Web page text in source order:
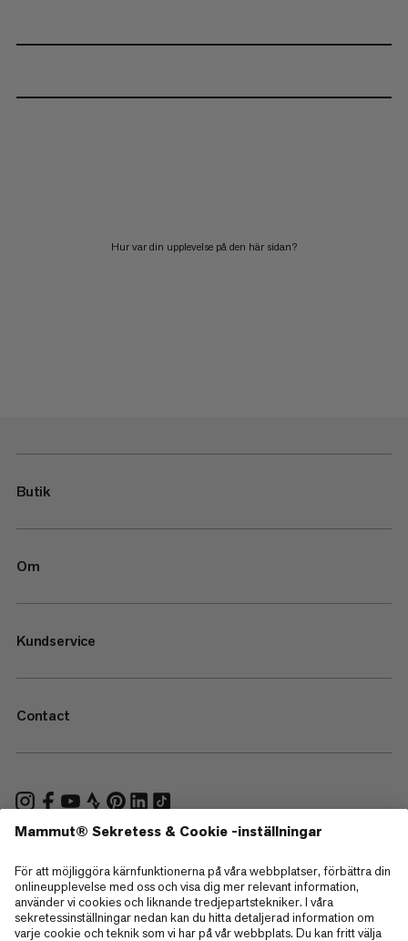
Hur var din upplevelse på den här sidan?
Butik
Om
Kundservice
Contact
—
Sitemap